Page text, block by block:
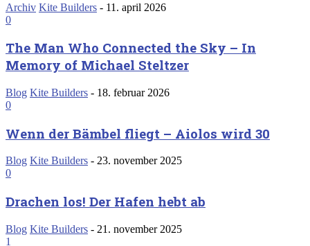
Archiv Kite Builders - 11. april 2026
0
The Man Who Connected the Sky – In
Memory of Michael Steltzer
Blog Kite Builders - 18. februar 2026
0
Wenn der Bämbel fliegt – Aiolos wird 30
Blog Kite Builders - 23. november 2025
0
Drachen los! Der Hafen hebt ab
Blog Kite Builders - 21. november 2025
1